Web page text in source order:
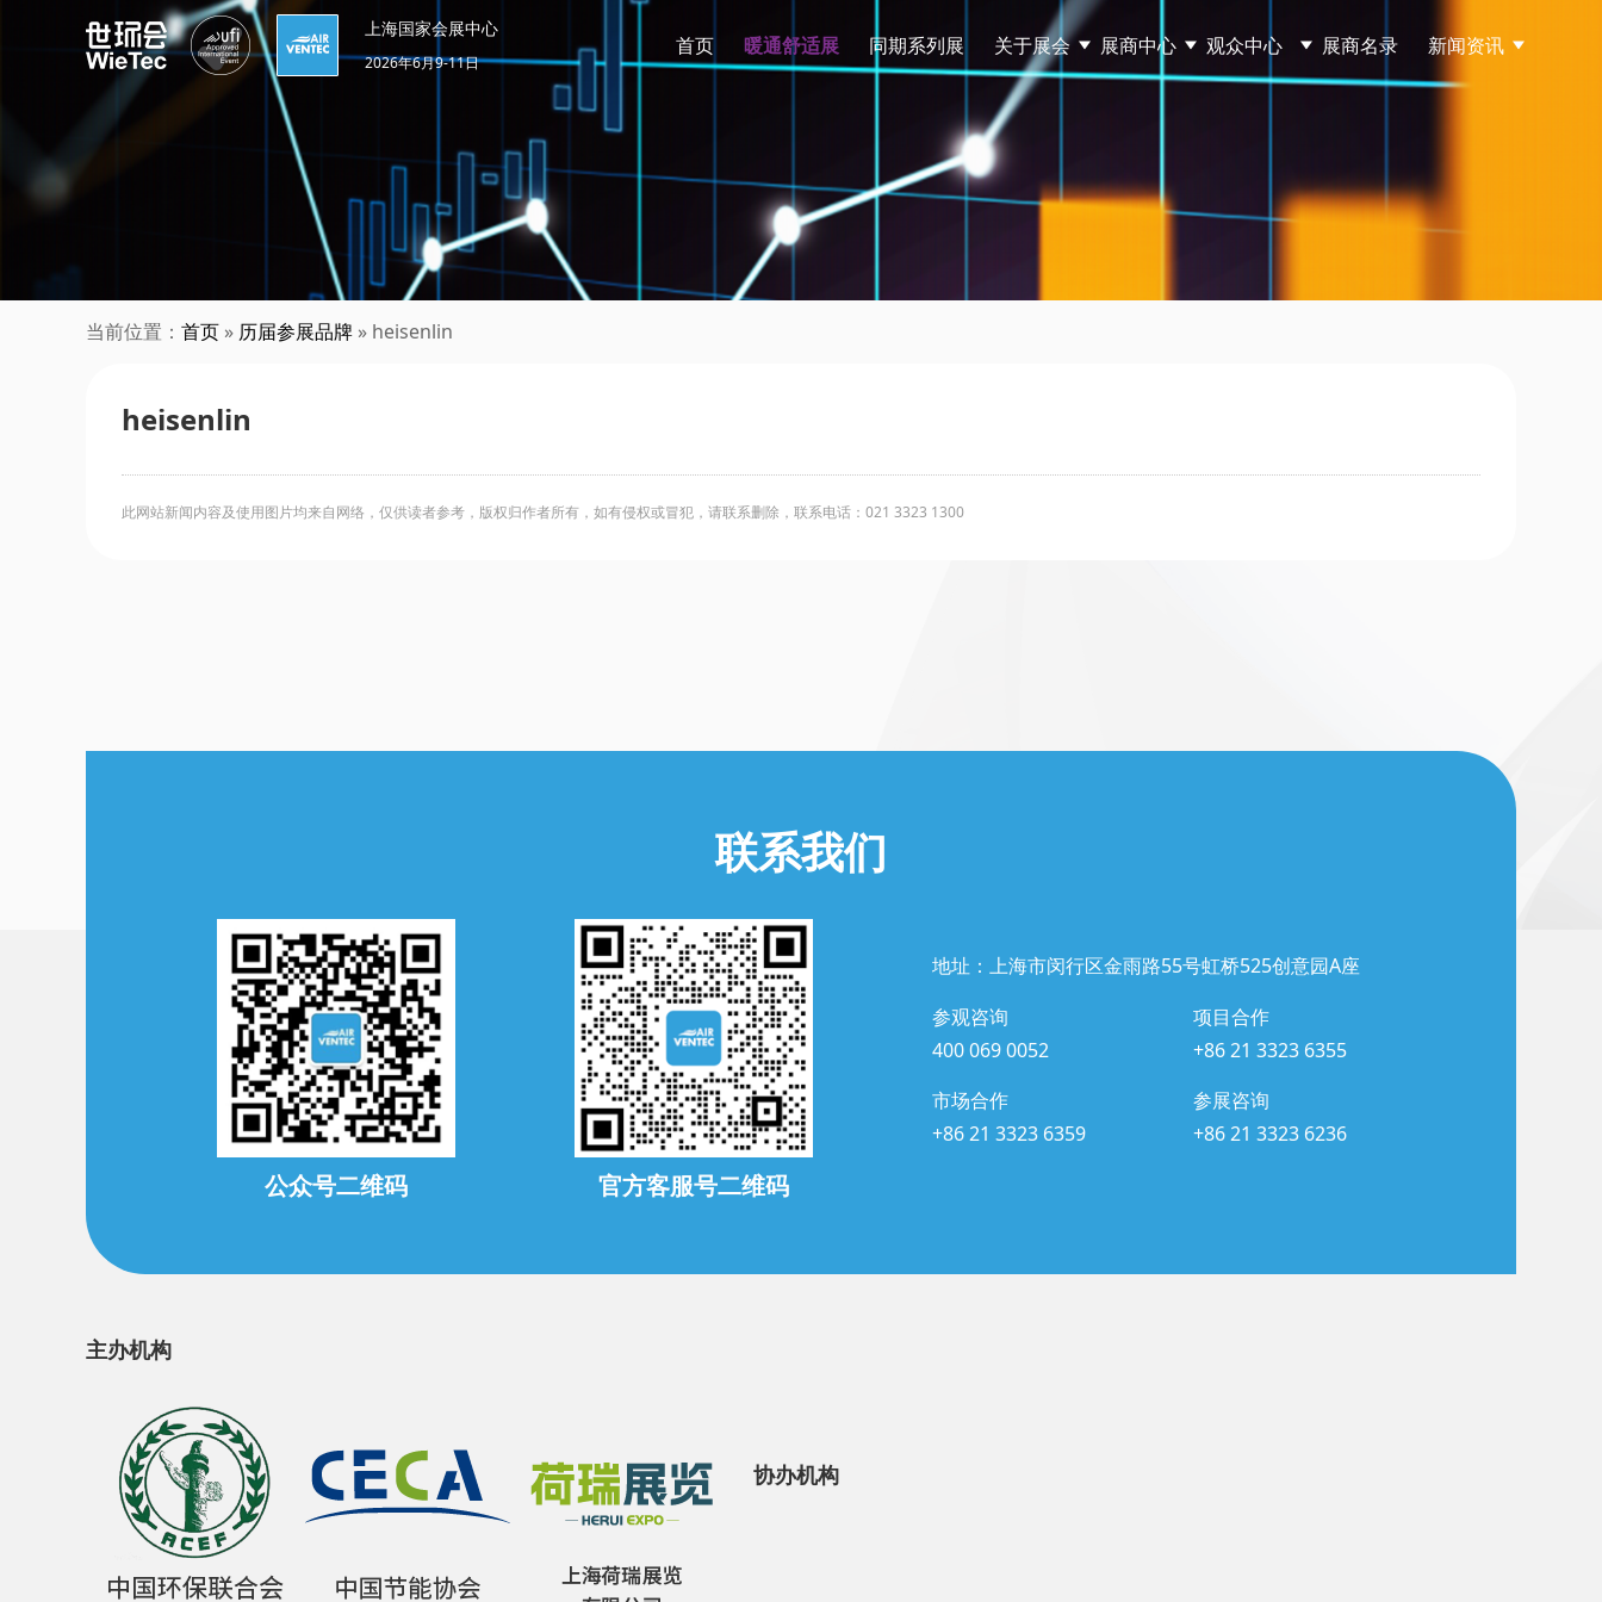
上海国家会展中心
2026年6月9-11日
首页 暖通舒适展 同期系列展 关于展会 展商中心 观众中心 展商名录 新闻资讯
当前位置： 首页 » 历届参展品牌 » heisenlin
heisenlin
此网站新闻内容及使用图片均来自网络，仅供读者参考，版权归作者所有，如有侵权或冒犯，请联系删除，联系电话：021 3323 1300
联系我们
公众号二维码 官方客服号二维码
地址：上海市闵行区金雨路55号虹桥525创意园A座
参观咨询
400 069 0052
项目合作
+86 21 3323 6355
市场合作
+86 21 3323 6359
参展咨询
+86 21 3323 6236
主办机构
协办机构